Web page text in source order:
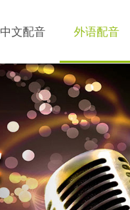
中文配音 外语配音